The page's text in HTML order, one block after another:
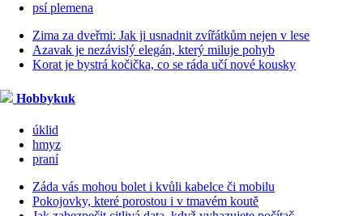
psí plemena
Zima za dveřmi: Jak ji usnadnit zvířátkům nejen v lese
Azavak je nezávislý elegán, který miluje pohyb
Korat je bystrá kočička, co se ráda učí nové kousky
Hobbykuk
úklid
hmyz
praní
Záda vás mohou bolet i kvůli kabelce či mobilu
Pokojovky, které porostou i v tmavém koutě